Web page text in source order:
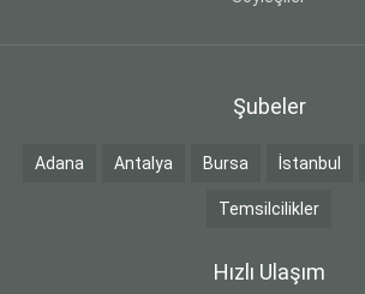
Şubeler
Adana Antalya Bursa İstanbul
Temsilcilikler
Hızlı Ulaşım